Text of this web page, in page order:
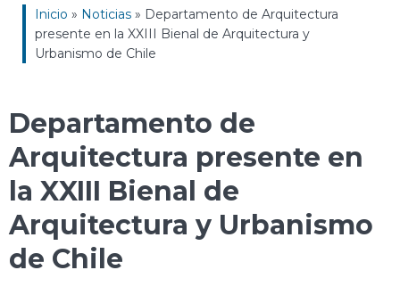
Inicio » Noticias » Departamento de Arquitectura
presente en la XXIII Bienal de Arquitectura y
Urbanismo de Chile
Departamento de
Arquitectura presente en
la XXIII Bienal de
Arquitectura y Urbanismo
de Chile